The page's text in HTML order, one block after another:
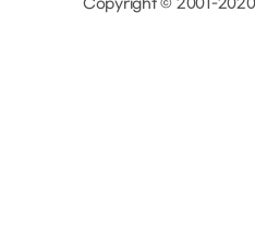
Copyright © 2001-2020